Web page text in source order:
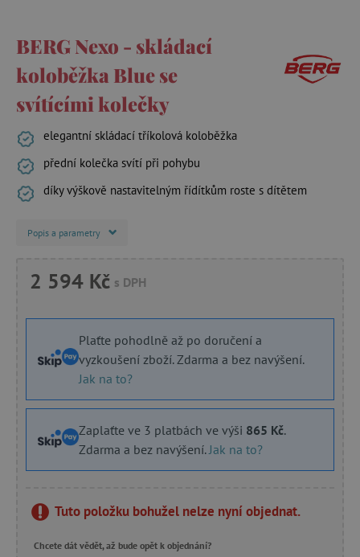
BERG Nexo - skládací
koloběžka Blue se
svítícími kolečky
elegantní skládací tříkolová koloběžka
přední kolečka svítí při pohybu
díky výškově nastavitelným řídítkům roste s dítětem
Popis a parametry
2 594 Kč s DPH
Plaťte pohodlně až po doručení a
vyzkoušení zboží. Zdarma a bez navýšení.
Jak na to?
Zaplaťte ve 3 platbách ve výši 865 Kč.
Zdarma a bez navýšení. Jak na to?
Tuto položku bohužel nelze nyní objednat.
Chcete dát vědět, až bude opět k objednání?